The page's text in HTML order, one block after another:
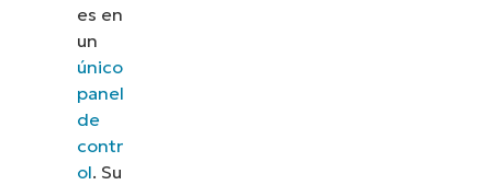
es en
un
único
panel
de
contr
ol. Su